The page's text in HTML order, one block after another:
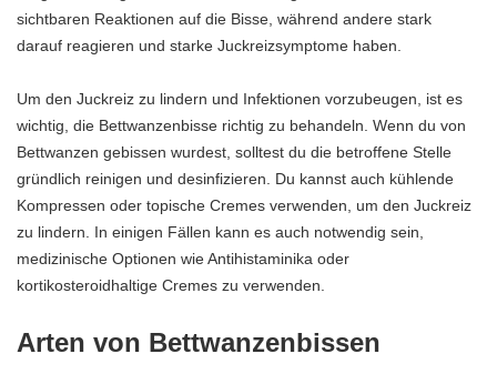
sichtbaren Reaktionen auf die Bisse, während andere stark
darauf reagieren und starke Juckreizsymptome haben.
Um den Juckreiz zu lindern und Infektionen vorzubeugen, ist es
wichtig, die Bettwanzenbisse richtig zu behandeln. Wenn du von
Bettwanzen gebissen wurdest, solltest du die betroffene Stelle
gründlich reinigen und desinfizieren. Du kannst auch kühlende
Kompressen oder topische Cremes verwenden, um den Juckreiz
zu lindern. In einigen Fällen kann es auch notwendig sein,
medizinische Optionen wie Antihistaminika oder
kortikosteroidhaltige Cremes zu verwenden.
Arten von Bettwanzenbissen